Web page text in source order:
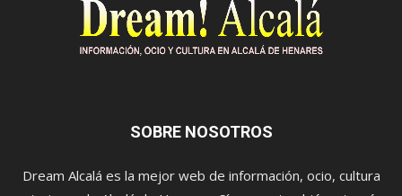
SOBRE NOSOTROS
Dream Alcalá es la mejor web de información, ocio, cultura